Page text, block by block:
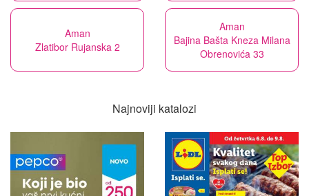
Aman
Zlatibor Rujanska 2
Aman
Bajina Bašta Kneza Milana
Obrenovića 33
Najnoviji katalozi